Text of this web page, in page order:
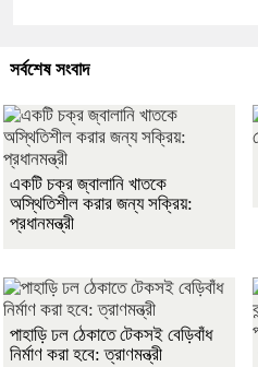
সর্বশেষ সংবাদ
একটি চক্র জ্বালানি খাতকে
অস্থিতিশীল করার জন্য সক্রিয়:
প্রধানমন্ত্রী
পাহাড়ি ঢল ঠেকাতে টেকসই বেড়িবাঁধ
নির্মাণ করা হবে: ত্রাণমন্ত্রী